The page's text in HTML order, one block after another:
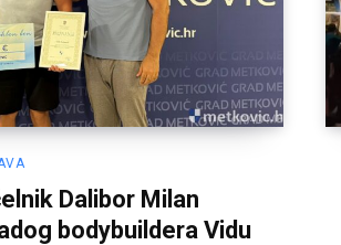
Dalibor Milan
bodybuildera Vidu